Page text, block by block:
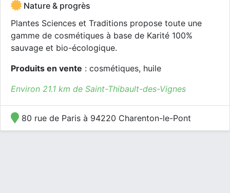
Nature & progrès
Plantes Sciences et Traditions propose toute une
gamme de cosmétiques à base de Karité 100%
sauvage et bio-écologique.
Produits en vente : cosmétiques, huile
Environ 21.1 km de Saint-Thibault-des-Vignes
80 rue de Paris à 94220 Charenton-le-Pont